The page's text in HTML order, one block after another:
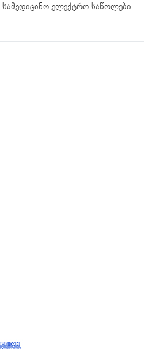
სამედიცინო ელექტრო საწოლები